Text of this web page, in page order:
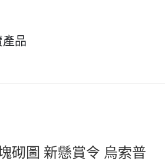
品
砌圖 新懸賞令 烏索普